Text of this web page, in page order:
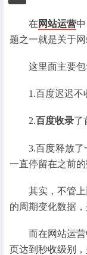
在 网站运营
题之一就是关于网
这里面主要
1.百度迟迟不
2.百度收录了
3.百度释放了
一直停留在之前
其实，不管
的周期变化数据，
而在网站运
页达到秒收级别